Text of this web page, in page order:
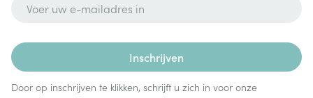
Inschrijven
Door op inschrijven te klikken, schrijft u zich in voor onze